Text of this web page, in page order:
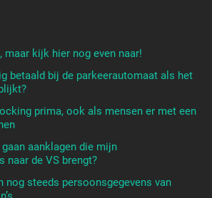
maar kijk hier nog even naar!
betaald bij de parkeerautomaat als het
prima, ook als mensen er met een
aanklagen die mijn
naar de VS brengt?
nog steeds persoonsgegevens van